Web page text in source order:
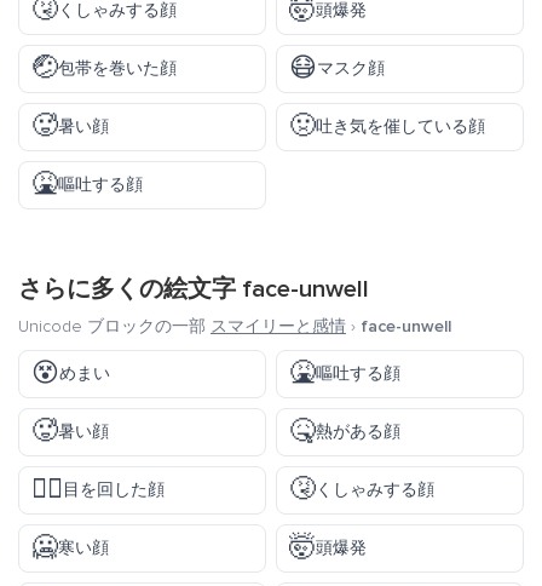
🤧くしゃみする顔 🤯頭爆発
🤕包帯を巻いた顔 😷マスク顔
🥵暑い顔 🤢吐き気を催している顔
🤮嘔吐する顔
さらに多くの絵文字 face-unwell
Unicode ブロックの一部 スマイリーと感情 › face-unwell
😵めまい 🤮嘔吐する顔
🥵暑い顔 🤒熱がある顔
😵‍💫 目を回した顔 🤧くしゃみする顔
🥶寒い顔 🤯頭爆発